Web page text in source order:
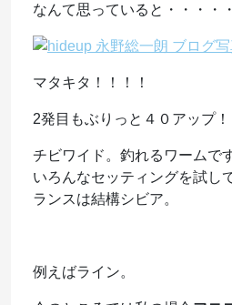
なんて思っていると・・・・・
マタキタ！！！！
2発目もぶりっと４０アップ！
チビワイド。釣れるワームで
いろんなセッティングを試し
ランスは結構シビア。
例えばライン。